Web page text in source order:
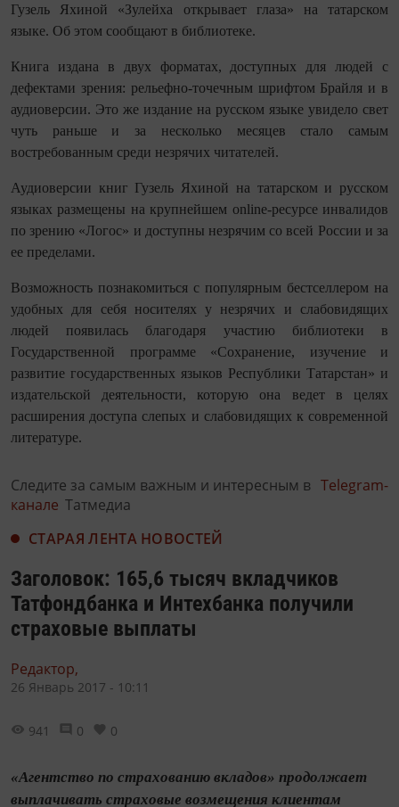
Гузель Яхиной «Зулейха открывает глаза» на татарском
языке. Об этом сообщают в библиотеке.
Книга издана в двух форматах, доступных для людей с
дефектами зрения: рельефно-точечным шрифтом Брайля и в
аудиоверсии. Это же издание на русском языке увидело свет
чуть раньше и за несколько месяцев стало самым
востребованным среди незрячих читателей.
Аудиоверсии книг Гузель Яхиной на татарском и русском
языках размещены на крупнейшем online-ресурсе инвалидов
по зрению «Логос» и доступны незрячим со всей России и за
ее пределами.
Возможность познакомиться с популярным бестселлером на
удобных для себя носителях у незрячих и слабовидящих
людей появилась благодаря участию библиотеки в
Государственной программе «Сохранение, изучение и
развитие государственных языков Республики Татарстан» и
издательской деятельности, которую она ведет в целях
расширения доступа слепых и слабовидящих к современной
литературе.
Следите за самым важным и интересным в Telegram-
канале Татмедиа
СТАРАЯ ЛЕНТА НОВОСТЕЙ
Заголовок: 165,6 тысяч вкладчиков
Татфондбанка и Интехбанка получили
страховые выплаты
Редактор,
26 Январь 2017 - 10:11
941 0 0
«Агентство по страхованию вкладов» продолжает
выплачивать страховые возмещения клиентам